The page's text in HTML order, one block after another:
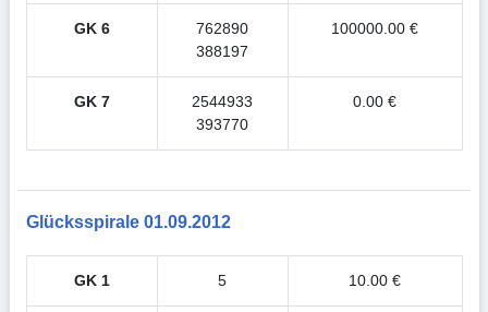
GK 6
762890
388197
100000.00 €
GK 7
2544933
393770
0.00 €
Glücksspirale 01.09.2012
GK 1 5 10.00 €